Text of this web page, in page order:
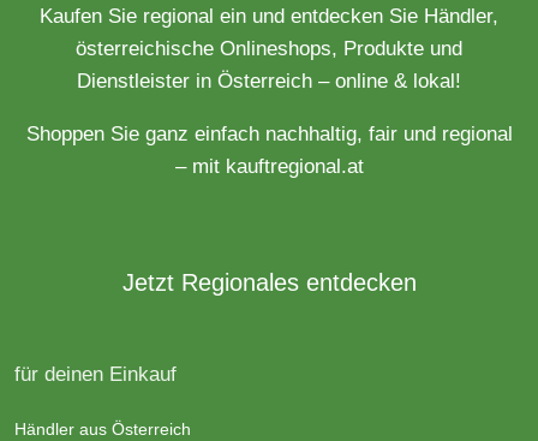
Kaufen Sie regional ein und entdecken Sie Händler,
österreichische Onlineshops, Produkte und
Dienstleister in Österreich – online & lokal!
Shoppen Sie ganz einfach nachhaltig, fair und regional
– mit kauftregional.at
Jetzt Regionales entdecken
für deinen Einkauf
Händler aus Österreich